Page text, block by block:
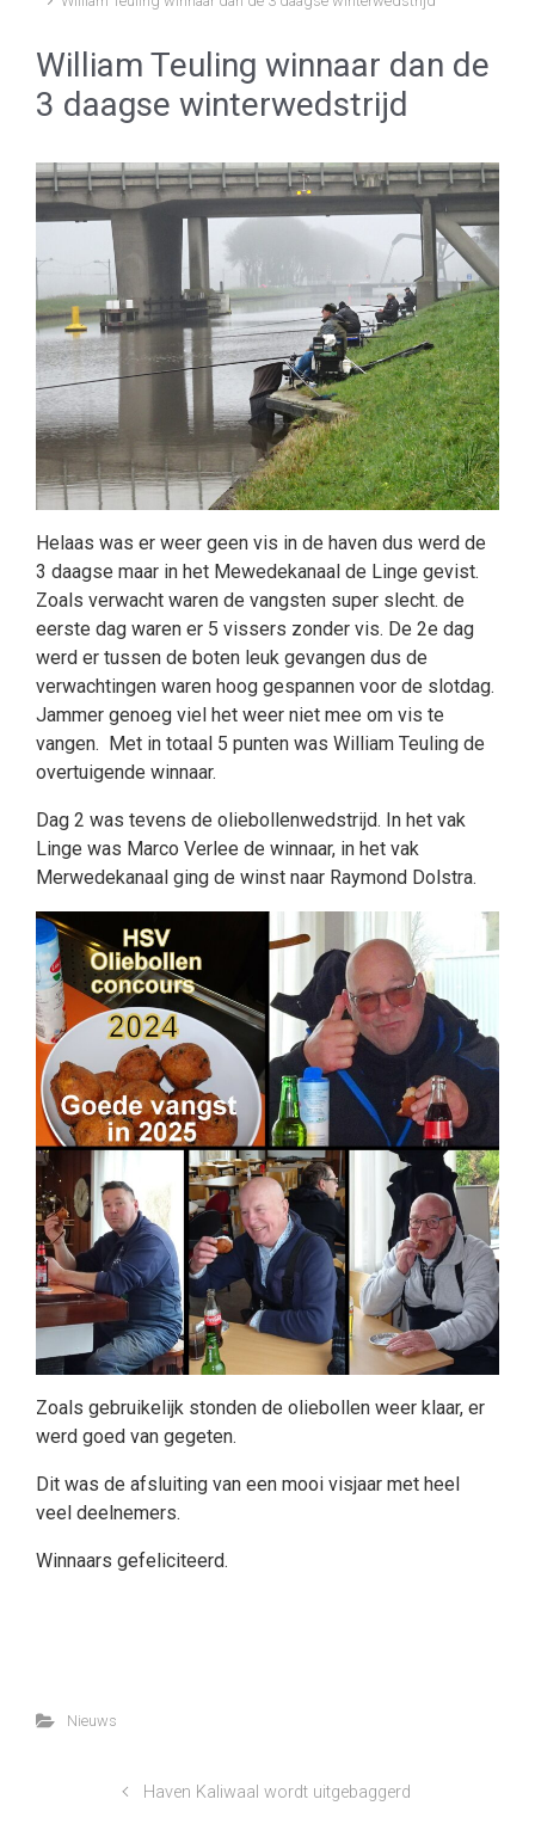
William Teuling winnaar dan de
3 daagse winterwedstrijd
Helaas was er weer geen vis in de haven dus werd de
3 daagse maar in het Mewedekanaal de Linge gevist.
Zoals verwacht waren de vangsten super slecht. de
eerste dag waren er 5 vissers zonder vis. De 2e dag
werd er tussen de boten leuk gevangen dus de
verwachtingen waren hoog gespannen voor de slotdag.
Jammer genoeg viel het weer niet mee om vis te
vangen. Met in totaal 5 punten was William Teuling de
overtuigende winnaar.
Dag 2 was tevens de oliebollenwedstrijd. In het vak
Linge was Marco Verlee de winnaar, in het vak
Merwedekanaal ging de winst naar Raymond Dolstra.
Zoals gebruikelijk stonden de oliebollen weer klaar, er
werd goed van gegeten.
Dit was de afsluiting van een mooi visjaar met heel
veel deelnemers.
Winnaars gefeliciteerd.
Nieuws
Haven Kaliwaal wordt uitgebaggerd